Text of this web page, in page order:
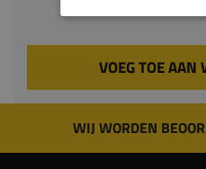
VOEG TOE AAN
WIJ WORDEN